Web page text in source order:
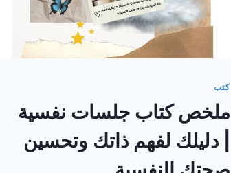
كتب
ملخص كتاب جلسات نفسية
| دليلك لفهم ذاتك وتحسين